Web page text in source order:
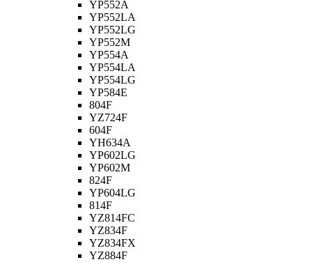
YP552A
YP552LA
YP552LG
YP552M
YP554A
YP554LA
YP554LG
YP584E
804F
YZ724F
604F
YH634A
YP602LG
YP602M
824F
YP604LG
814F
YZ814FC
YZ834F
YZ834FX
YZ884F